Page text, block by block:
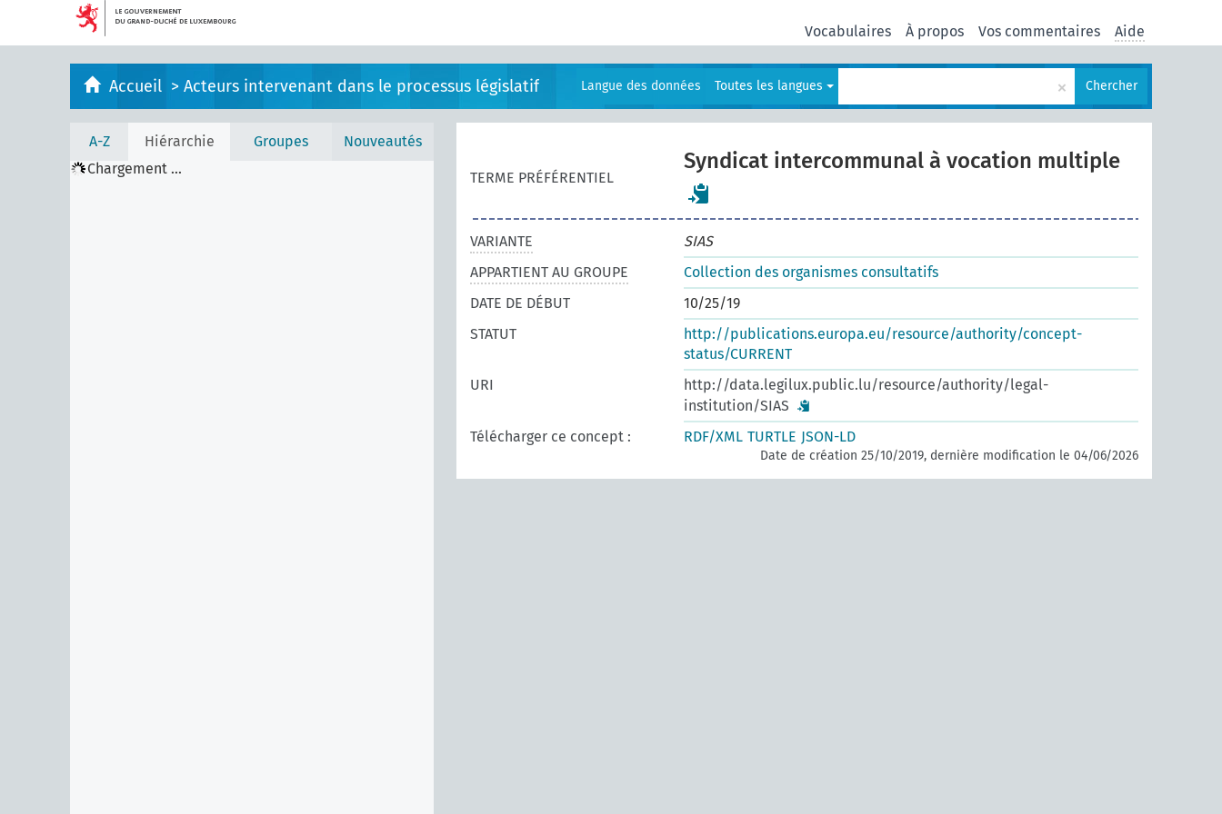
Vocabulaires À propos Vos commentaires Aide
Accueil > Acteurs intervenant dans le processus législatif Langue des données Toutes les langues × Chercher
A-Z Hiérarchie Groupes
Nouveautés
Chargement ...
TERME PRÉFÉRENTIEL
Syndicat intercommunal à vocation multiple
VARIANTE
SIAS
APPARTIENT AU GROUPE
Collection des organismes consultatifs
DATE DE DÉBUT
10/25/19
STATUT
http://publications.europa.eu/resource/authority/concept-
status/CURRENT
URI
http://data.legilux.public.lu/resource/authority/legal-
institution/SIAS
Télécharger ce concept :
RDF/XML TURTLE JSON-LD
Date de création 25/10/2019, dernière modification le 04/06/2026